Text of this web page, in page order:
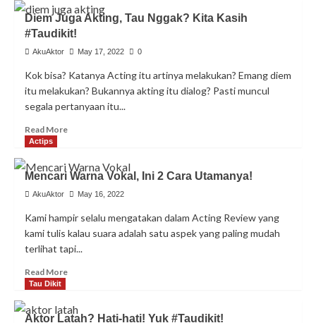
Menubuhkan
Data
Karakter,
Ini
Langkahnya!
Diem Juga Akting, Tau Nggak? Kita Kasih
#Taudikit!
AkuAktor May 17, 2022 0
Kok bisa? Katanya Acting itu artinya melakukan? Emang diem
itu melakukan? Bukannya akting itu dialog? Pasti muncul
segala pertanyaan itu...
Read MoreRead
Diem
Juga
Akting,
Nggak?
Kita
Kasih
Actips
Mencari Warna Vokal, Ini 2 Cara Utamanya!
AkuAktor May 16, 2022
Kami hampir selalu mengatakan dalam Acting Review yang
kami tulis kalau suara adalah satu aspek yang paling mudah
terlihat tapi...
Read MoreRead
Mencari
Tau Dikit
Aktor Latah? Hati-hati! Yuk #Taudikit!